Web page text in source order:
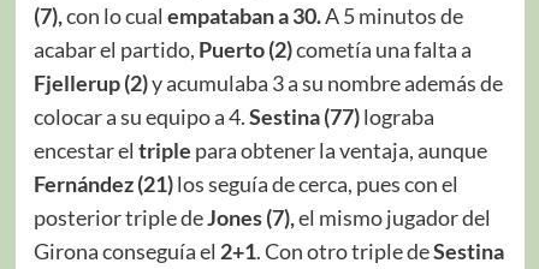
(7),con lo cual empataban a 30.A 5 minutos de
acabar el partido, Puerto (2)cometía una falta a
Fjellerup (2)y acumulaba 3 a su nombre además de
colocar a su equipo a 4.Sestina (77)lograba
encestar el triple para obtener la ventaja, aunque
Fernández (21)los seguía de cerca, pues con el
posterior triple deJones (7),el mismo jugador del
Girona conseguía el 2+1. Con otro triple deSestina